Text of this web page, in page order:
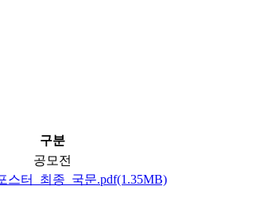
구분
공모전
스터_최종_국문.pdf(1.35MB)